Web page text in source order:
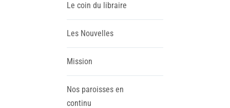
Le coin du libraire
Les Nouvelles
Mission
Nos paroisses en
continu